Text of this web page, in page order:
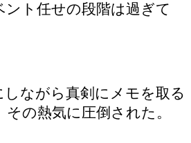
ント任せの段階は過ぎて
ながら真剣にメモを取る
の熱気に圧倒された。